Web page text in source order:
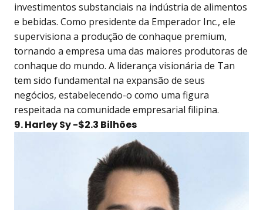
investimentos substanciais na indústria de alimentos
e bebidas. Como presidente da Emperador Inc., ele
supervisiona a produção de conhaque premium,
tornando a empresa uma das maiores produtoras de
conhaque do mundo. A liderança visionária de Tan
tem sido fundamental na expansão de seus
negócios, estabelecendo-o como uma figura
respeitada na comunidade empresarial filipina.
9. Harley Sy -$2.3 Bilhões